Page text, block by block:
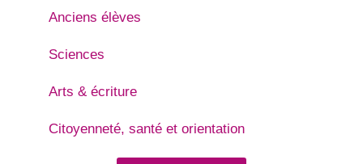
Anciens élèves
Sciences
Arts & écriture
Citoyenneté, santé et orientation